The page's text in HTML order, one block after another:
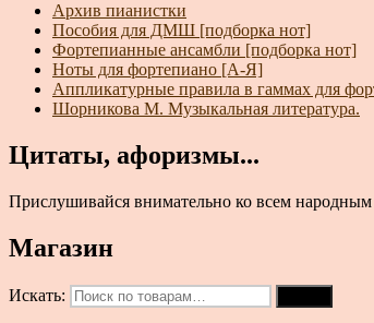
Архив пианистки
Пособия для ДМШ [подборка нот]
Фортепианные ансамбли [подборка нот]
Ноты для фортепиано [А-Я]
Аппликатурные правила в гаммах для
Шорникова М. Музыкальная литература.
Цитаты, афоризмы...
Прислушивайся внимательно ко всем
Магазин
Искать: